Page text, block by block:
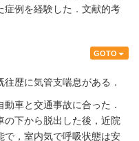
症例を経験した．文献的考
GOTO
歴に気管支喘息がある．
車と交通事故に合った．
の下から脱出した後，近院
で，室内気で呼吸状態は安